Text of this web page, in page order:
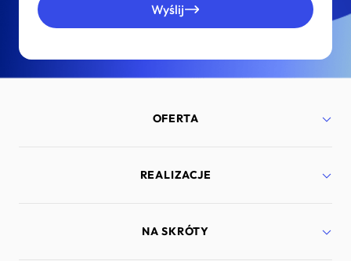
Wyślij
OFERTA
Strony internetowe
Marketing internetowy
REALIZACJE
Port Lotniczy Gdańsk
NA SKRÓTY